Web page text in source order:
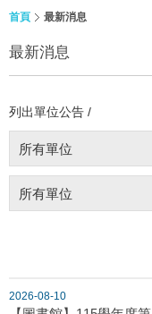
首頁 最新消息
最新消息
列出單位公告 /
所有單位
所有單位
2026-08-10